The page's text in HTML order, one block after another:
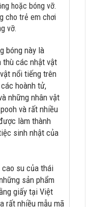
hoặc bóng vỡ.
cho trẻ em chơi
vỡ.
bóng này là
các nhật vật
nổi tiếng trên
hoành tử,
những nhân vật
và rất nhiều
làm thành
sinh nhật của
cao su của thái
sản phẩm
giấy tại Việt
rất nhiều mẫu mã